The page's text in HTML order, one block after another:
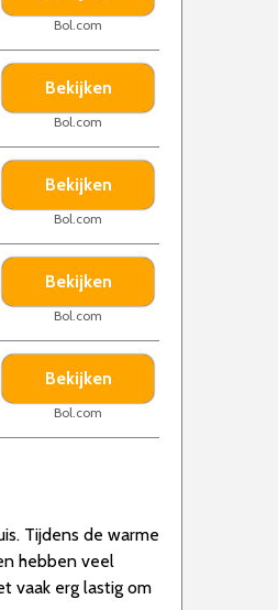
Bol.com
Bekijken
Bol.com
Bekijken
Bol.com
Bekijken
Bol.com
Bekijken
Bol.com
Tijdens de warme
hebben veel
vaak erg lastig om